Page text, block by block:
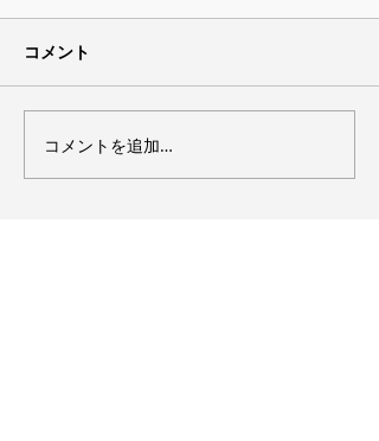
コメント
コメントを追加…